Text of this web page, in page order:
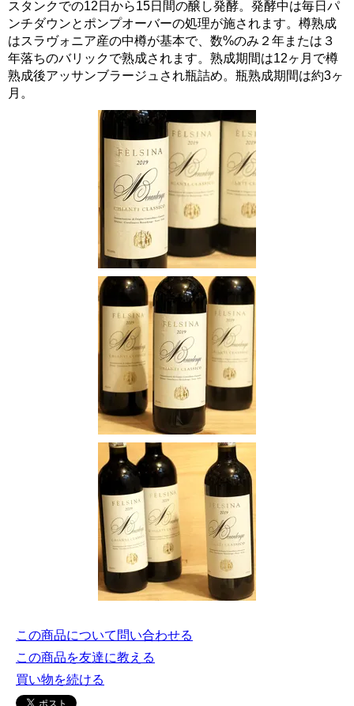
スタンクでの12日から15日間の醸し発酵。発酵中は毎日パ
ンチダウンとポンプオーバーの処理が施されます。樽熟成
はスラヴォニア産の中樽が基本で、数%のみ２年または３
年落ちのバリックで熟成されます。熟成期間は12ヶ月で樽
熟成後アッサンブラージュされ瓶詰め。瓶熟成期間は約3ヶ
月。
この商品について問い合わせる
この商品を友達に教える
買い物を続ける